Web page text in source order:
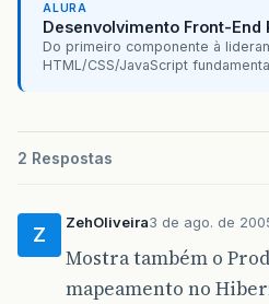
ALURA
Desenvolvimento Front-End
Do primeiro componente à
HTML/CSS/JavaScript
2 Respostas
Z
ZehOliveira3 de ago. de
Mostra também o
mapeamento no